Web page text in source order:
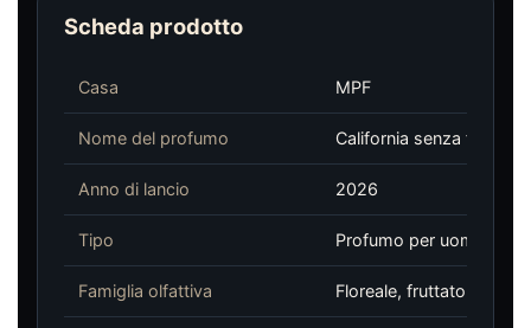
Scheda prodotto
Casa MPF
Nome del profumo California senza fine
Anno di lancio 2026
Tipo Profumo per uomo e
Famiglia olfattiva Floreale, fruttato,